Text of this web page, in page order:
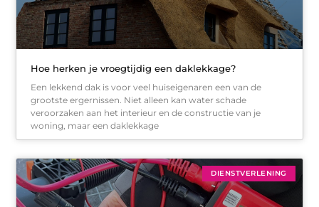
Hoe herken je vroegtijdig een daklekkage?
Een lekkend dak is voor veel huiseigenaren een van de
grootste ergernissen. Niet alleen kan water schade
veroorzaken aan het interieur en de constructie van je
woning, maar een daklekkage
DIENSTVERLENING